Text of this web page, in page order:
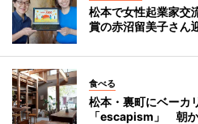
松本で女性起業家
賞の赤沼留美子さん
食べる
松本・裏町にベーカ
「escapism」 朝